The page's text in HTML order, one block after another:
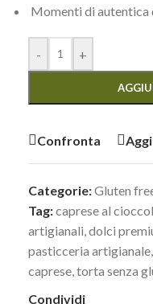
Momenti di autentica
- +
Confronta
Categorie:Gluten
Tag:caprese al
artigianali,dolci
pasticceria artigianale,
caprese,torta senza
Condividi